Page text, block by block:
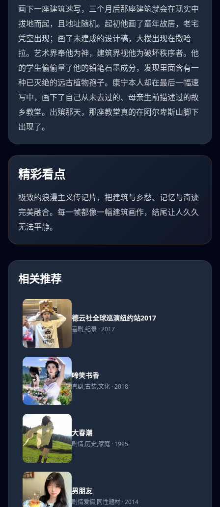
画下一座建筑速写，三个月后那座建筑就会在现实中
拔地而起，且地址随机。起初他画了童年故居，老宅
凭空出现；画了未建成的设计稿，大楼出现在撒哈
拉。艺术界奉他为神，建筑界视他为破坏秩序者。他
的学生偷偷量了他的铅笔石墨成分，发现里面含有一
种已灭绝的远古植物孢子。康宁本人却在最后一幅速
写中，画下了自己从未去过的、母亲生前描述过的故
乡教堂。出殡那天，那座教堂真的在阿尔卑斯山脚下
出现了。
精彩看点
极致的浪漫主义传记片，把建筑与乡愁、记忆与奇迹
完美融合。每一帧都像一幅建筑画作，结尾让人久久
无法平静。
相关推荐
德云
社全
球巡
演纽
约站
2017
德云社全球巡演纽约站2017
喜剧,纪录 · 2017
啼笑
书香
啼笑书香
喜剧,古装,文化 · 2018
大春
潮
大春潮
剧情,历史,家庭 · 1995
男朋
友
男朋友
剧情爱情,同性题材 · 2014